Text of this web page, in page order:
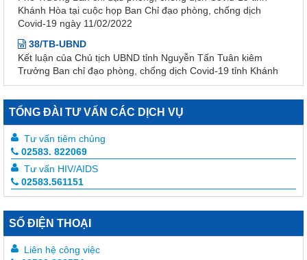
Covid-19 ngày 11/02/2022
38/TB-UBND
Kết luận của Chủ tịch UBND tỉnh Nguyễn Tấn Tuân kiêm
Trưởng Ban chỉ đạo phòng, chống dịch Covid-19 tỉnh Khánh
Hòa tại cuộc họp Ban chỉ đạo phòng, chống dịch Covid-19
ngày 25/01/2022
3639/QĐ-BYT
Quyết định Về việc ban hành tài liệu chuyên môn “Hướng dẫn
quy trình kỹ thuật về Huyết học” – Tập 1
3633/QĐ-BYT
Quyết định Về việc ban hành tài liệu chuyên môn “Hướng dẫn
quy trình kỹ thuật về tạo máu và lympho - Tập 2.1”
quy trình kỹ thuật về tạo máu và lympho - Tập 1.1”
Quyết định Về việc ban hành tài liệu chuyên môn “Hướng dẫn
TỔNG ĐÀI TƯ VẤN CÁC DỊCH VỤ
Tư vấn tiêm chủng
02583. 822069
Tư vấn HIV/AIDS
02583.561151
SỐ ĐIỆN THOẠI
Liên hệ công việc